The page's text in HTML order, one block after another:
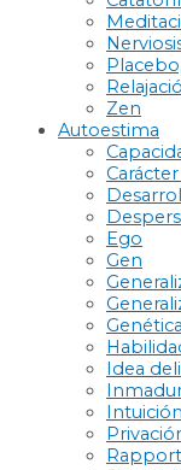
Zen
Autoestima
Ego
Gen
Genética
Idea
Intuición
Rapport